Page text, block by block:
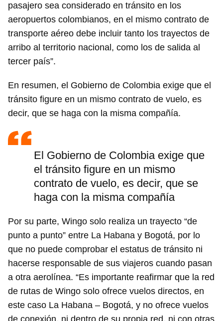
pasajero sea considerado en tránsito en los
aeropuertos colombianos, en el mismo contrato de
transporte aéreo debe incluir tanto los trayectos de
arribo al territorio nacional, como los de salida al
tercer país”.
En resumen, el Gobierno de Colombia exige que el
tránsito figure en un mismo contrato de vuelo, es
decir, que se haga con la misma compañía.
El Gobierno de Colombia exige que
el tránsito figure en un mismo
contrato de vuelo, es decir, que se
haga con la misma compañía
Por su parte, Wingo solo realiza un trayecto “de
punto a punto” entre La Habana y Bogotá, por lo
que no puede comprobar el estatus de tránsito ni
hacerse responsable de sus viajeros cuando pasan
a otra aerolínea. “Es importante reafirmar que la red
de rutas de Wingo solo ofrece vuelos directos, en
este caso La Habana – Bogotá, y no ofrece vuelos